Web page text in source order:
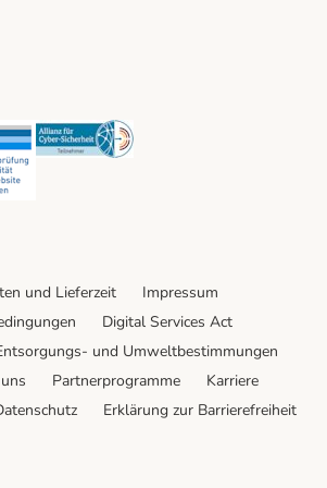
Security Security
und Lieferzeit
Impressum
Digital Services Act
und Umweltbestimmungen
Partnerprogramme
Karriere
Erklärung zur Barrierefreiheit